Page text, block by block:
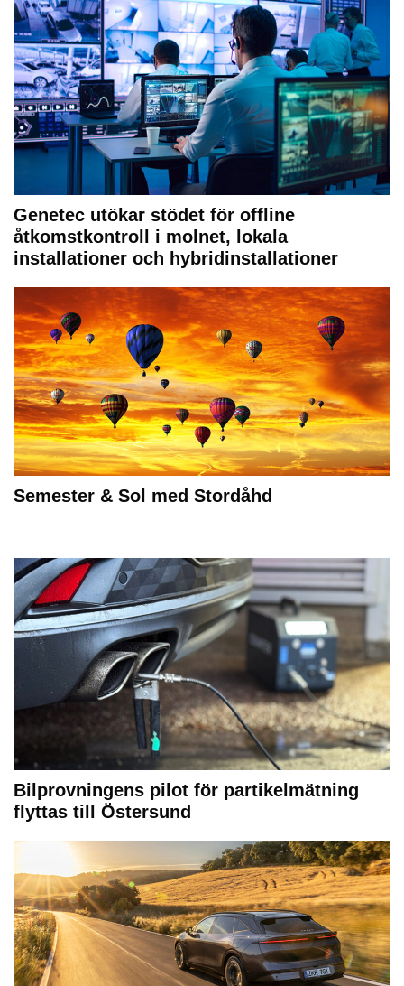
Genetec utökar stödet för offline
åtkomstkontroll i molnet, lokala
installationer och hybridinstallationer
Semester & Sol med Stordåhd
Bilprovningens pilot för partikelmätning
flyttas till Östersund